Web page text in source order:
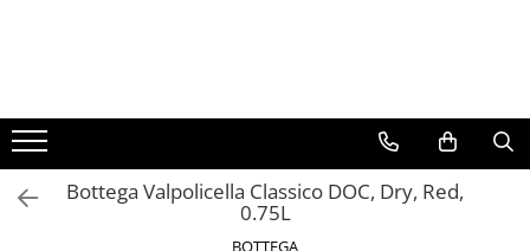
BERE
CAFEA
DEODORANTE
PARFUMURI
Bottega Valpolicella Classico DOC, Dry, Red,
0.75L
BOTTEGA